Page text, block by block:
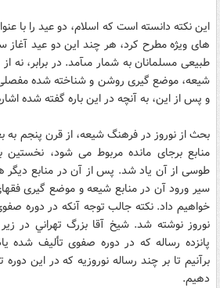
اين نکته دانسته است که اسلام، دو عيد را با
هاى ويژه مطرح کرد، هر چند اين دو عيد آغاز
طبيعى مسلمانان به شمار مى‏آمد. در برابر،
شيعه، موضع گيرى روشن و شناخته شده
و پس از اين، به آنچه در اين باره گفته شده
بحث از نوروز در فرهنگ شيعه، از قرن پنجم به
منابع برجاى مانده مربوط مى‏ شود،
طوسى از آن ياد شد. پس از آن در منابع ديگر
سير ورود آن در منابع شيعه و موضع گيرى
خواهيم داد. نکته جالب توجه آنکه در دوره
نوروز نوشته شد. شيخ آقا بزرگ تهراني در
پانزده رساله که در دوره صفوى تأليف شده
برآنيم تا بر چند رساله نوروزيه که در اين
‏دهيم.